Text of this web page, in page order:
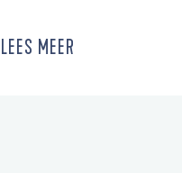
LEES MEER